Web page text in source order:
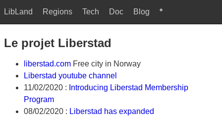
LibLand Regions Tech Doc Blog *
Le projet Liberstad
liberstad.com Free city in Norway
Liberstad youtube channel
11/02/2020 : Introducing Liberstad Membership
Program
08/02/2020 : Liberstad has expanded